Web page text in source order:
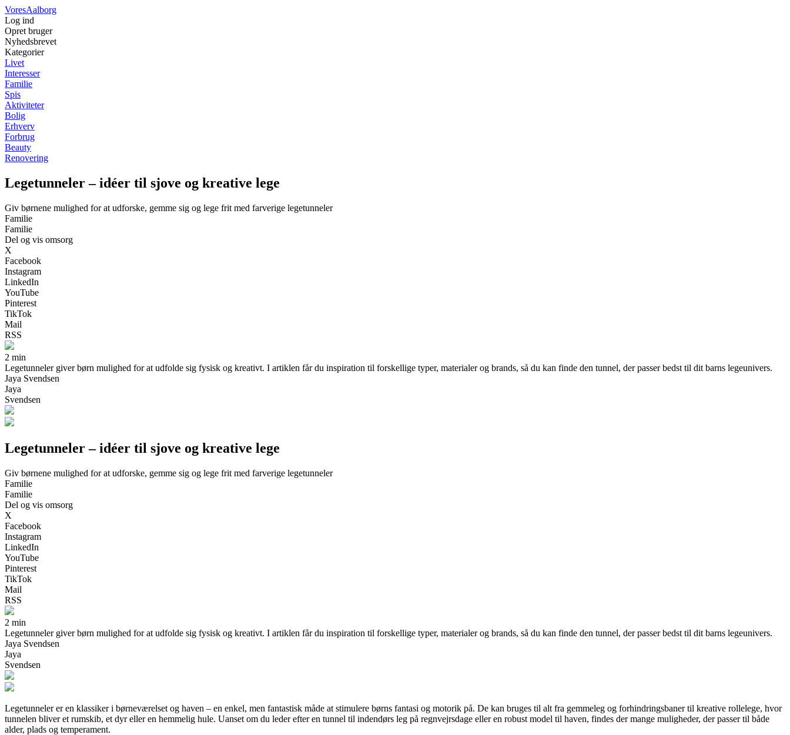
VoresAalborg
Log ind
Opret bruger
Nyhedsbrevet
Kategorier
Livet
Interesser
Familie
Spis
Aktiviteter
Bolig
Erhverv
Forbrug
Beauty
Renovering
Legetunneler – idéer til sjove og kreative lege
Giv børnene mulighed for at udforske, gemme sig og lege frit med farverige legetunneler
Familie
Familie
Del og vis omsorg
X
Facebook
Instagram
LinkedIn
YouTube
Pinterest
TikTok
Mail
RSS
2 min
Legetunneler giver børn mulighed for at udfolde sig fysisk og kreativt. I artiklen får du inspiration til forskellige typer, materialer og brands, så du kan finde den tunnel, der passer bedst til dit barns legeunivers.
Jaya Svendsen
Jaya
Svendsen
Legetunneler – idéer til sjove og kreative lege
Giv børnene mulighed for at udforske, gemme sig og lege frit med farverige legetunneler
Familie
Familie
Del og vis omsorg
X
Facebook
Instagram
LinkedIn
YouTube
Pinterest
TikTok
Mail
RSS
2 min
Legetunneler giver børn mulighed for at udfolde sig fysisk og kreativt. I artiklen får du inspiration til forskellige typer, materialer og brands, så du kan finde den tunnel, der passer bedst til dit barns legeunivers.
Jaya Svendsen
Jaya
Svendsen
Legetunneler er en klassiker i børneværelset og haven – en enkel, men fantastisk måde at stimulere børns fantasi og motorik på. De kan bruges til alt fra gemmeleg og forhindringsbaner til kreative rollelege, hvor
tunnelen bliver et rumskib, et dyr eller en hemmelig hule. Uanset om du leder efter en tunnel til indendørs leg på regnvejrsdage eller en robust model til haven, findes der mange muligheder, der passer til både
alder, plads og temperament.